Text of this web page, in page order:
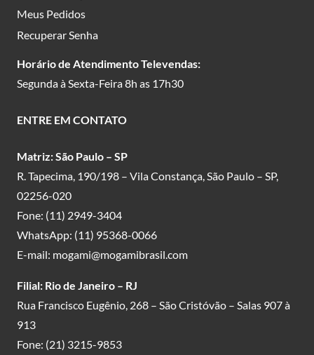
Meus Pedidos
Recuperar Senha
Horário de Atendimento Televendas:
Segunda à Sexta-Feira 8h as 17h30
ENTRE EM CONTATO
Matriz: São Paulo – SP
R. Tapecima, 190/198 – Vila Constança, São Paulo – SP,
02256-020
Fone: (11) 2949-3404
WhatsApp: (11) 95368-0066
E-mail: mogami@mogamibrasil.com
Filial: Rio de Janeiro – RJ
Rua Francisco Eugênio, 268 – São Cristóvão – Salas 907 à
913
Fone: (21) 3215-9853